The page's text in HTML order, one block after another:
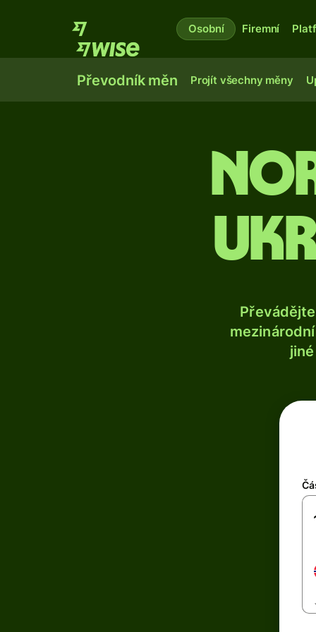
Osobní Firemní
Převodník měn Projít všechny měny